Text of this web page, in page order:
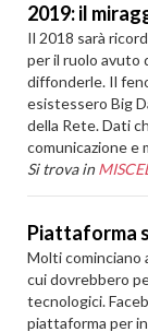
2019: il
Il 2018 sarà
per il ruolo avuto
diffonderle. Il
esistessero Big
della Rete. Dati
comunicazione e
Si trova in
Piattaforma
Molti cominciano
cui dovrebbero
tecnologici.
piattaforma per